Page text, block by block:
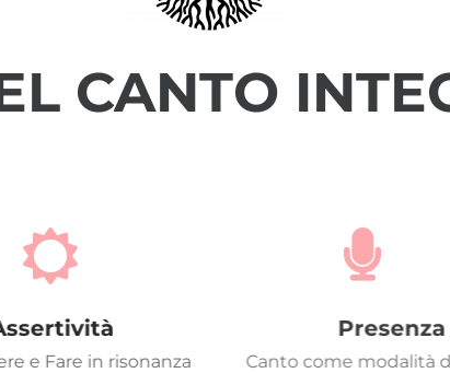
CANTO
e Fare in risonanza
Presenza
Canto come modalità